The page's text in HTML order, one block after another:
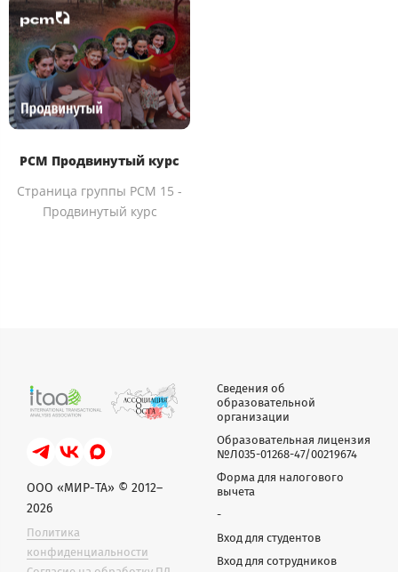
РСМ Продвинутый курс
Страница группы PCM 15 -
Продвинутый курс
ООО «МИР-ТА» © 2012–
2026
Политика
конфиденциальности
Сведения об
образовательной
организации
Образовательная лицензия
№Л035-01268-47/00219674
Форма для налогового
вычета
-
Вход для студентов
Вход для сотрудников